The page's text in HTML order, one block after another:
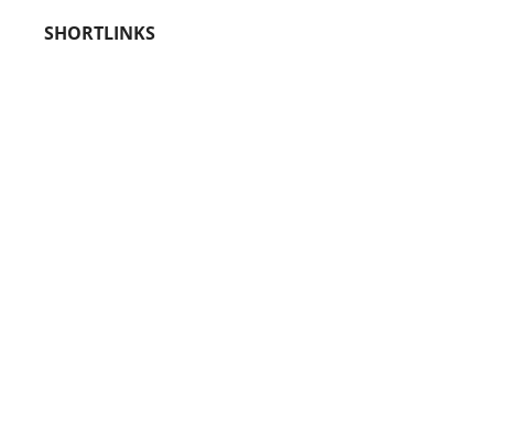
SHORTLINKS